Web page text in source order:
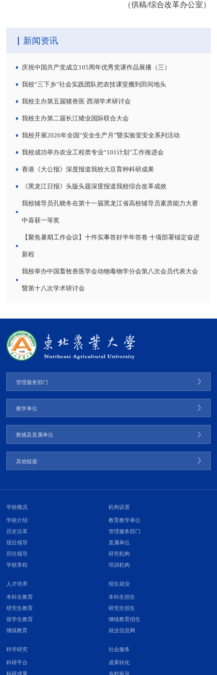
（供稿/综合改革办公室）
新闻资讯
庆祝中国共产党成立105周年优秀党课作品展播（三）
我校“三下乡”社会实践团队把农技课堂搬到田间地头
我校主办第五届猪兽医·西湖学术研讨会
我校主办第二届长江猪业国际联合大会
我校开展2026年全国“安全生产月”暨实验室安全系列活动
我校成功举办农业工程类专业“101计划”工作推进会
香港《大公报》深度报道我校大豆育种科研成果
《黑龙江日报》头版头题深度报道我校综合改革成效
我校辅导员孔晓冬在第十一届黑龙江省高校辅导员素质能力大赛
中喜获一等奖
【聚焦暑期工作会议】十件实事答好半年答卷 十项部署锚定奋进
新程
我校举办中国畜牧兽医学会动物毒物学分会第八次会员代表大会
暨第十八次学术研讨会
管理服务部门
教学单位
教辅及直属单位
其他链接
学校概况
学校介绍
历史沿革
现任领导
历任领导
学校章程
机构设置
教育教学单位
管理服务部门
直属单位
研究机构
培训机构
人才培养
本科生教育
研究生教育
留学生教育
继续教育
招生就业
本科生招生
研究生招生
继续教育招生
就业信息网
科学研究
科研平台
科研成果
社会服务
成果转化
乡村振兴